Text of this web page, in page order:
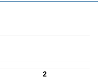
2